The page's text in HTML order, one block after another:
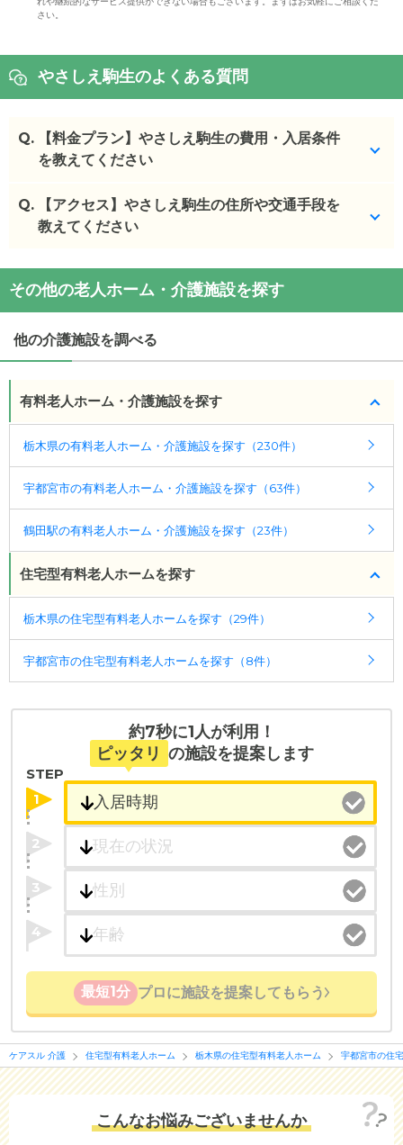
さい。
やさしえ駒生のよくある質問
Q.
【料金プラン】やさしえ駒生の費用・入居条件
を教えてください
やさしえ駒生 の入居金・月額料金は次のとおりで
す。
・月額費用が15.2万円
・要介護度：要介護1、要介護2、要介護3、要介護
・認知症：受け入れ可
ケアスル 介護では詳細な料金プランをご確認頂けま
す。詳しくはこちら 。
◎ケアスル 介護の3つの特徴
ポート
入居相談：
0120-579-721
受付時間：10：00～19：00
・全国10000件の介護施設情報を掲載
幅広い選択肢の中から、条件にあった施設を選ぶ
ことができます。
たとえば「カラオケ」「麻雀」が楽しめる施設、
「夫婦入居可」の施設、「看取り可」の施設など、
医療・看護体制から施設を探すこともできます。
Q.
【アクセス】やさしえ駒生の住所や交通手段を
教えてください
やさしえ駒生の交通アクセス
・住所：栃木県宇都宮市駒生町1027-3
・最寄り駅：東武宇都宮駅3.6km南宇都宮駅4.3km
鶴田駅4.4km
・JR東北本線（宇都宮線）、東北新幹線 他「宇都宮
ら ・バスで11分、降車後徒歩8分 ・車で14分
その他の老人ホーム・介護施設を探す
他の介護施設を調べる
有料老人ホーム・介護施設を探す
栃木県の有料老人ホーム・介護施設を探す（230件）
宇都宮市の有料老人ホーム・介護施設を探す（63件）
鶴田駅の有料老人ホーム・介護施設を探す（23件）
住宅型有料老人ホームを探す
栃木県の住宅型有料老人ホームを探す（29件）
宇都宮市の住宅型有料老人ホームを探す（8件）
約7秒に1人が利用！
ピッタリ の施設を提案します
STEP
1
2
3
4
最短1分 プロに施設を提案してもらう
ケアスル 介護 住宅型有料老人ホーム 栃木県の住宅型有料老人ホーム 宇都宮市の住
こんなお悩みございませんか